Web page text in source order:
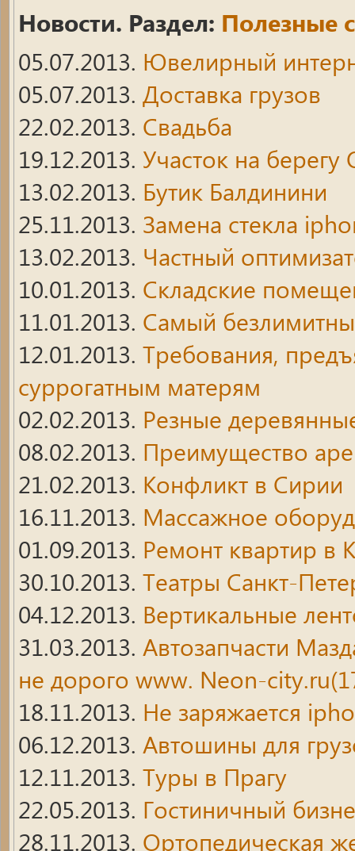
Новости. Раздел: Полезные
05.07.2013. Ювелирный
05.07.2013. Доставка грузов
22.02.2013. Свадьба
19.12.2013. Участок на берегу
13.02.2013. Бутик Балдинини
25.11.2013. Замена стекла
13.02.2013. Частный
10.01.2013. Складские
11.01.2013. Cамый
12.01.2013. Требования,
суррогатным матерям
02.02.2013. Резные
08.02.2013. Преимущество
21.02.2013. Конфликт в Сирии
16.11.2013. Массажное
01.09.2013. Ремонт квартир в
30.10.2013. Театры Санкт-
04.12.2013. Вертикальные
31.03.2013. Автозапчасти
не дорого www. Neon-
18.11.2013. Не заряжается
06.12.2013. Автошины для
12.11.2013. Туры в Прагу
22.05.2013. Гостиничный
28.11.2013. Ортопедическая